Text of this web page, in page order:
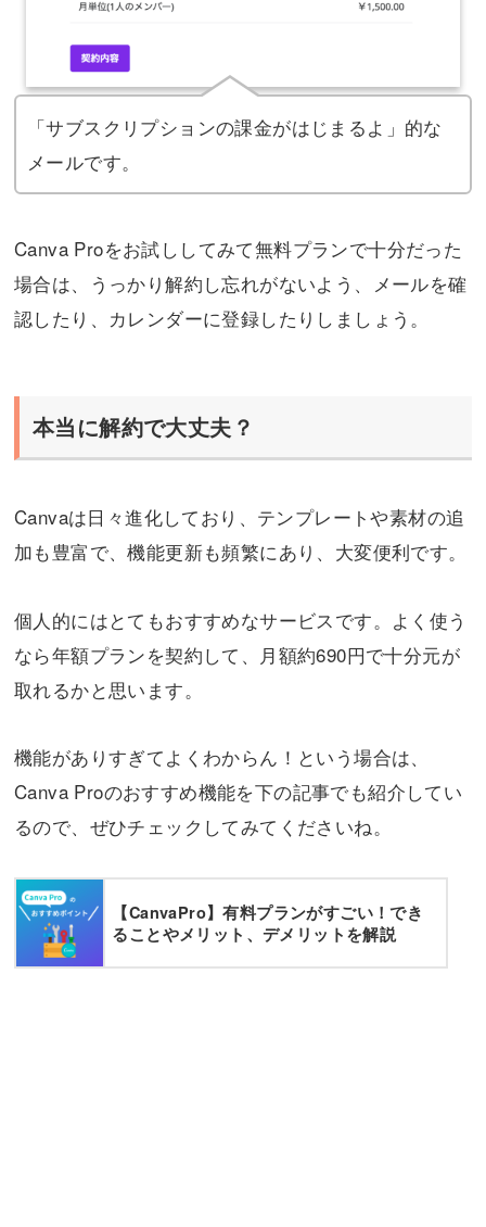
「サブスクリプションの課金がはじまるよ」的な
メールです。
Canva Proをお試ししてみて無料プランで十分だった
場合は、うっかり解約し忘れがないよう、メールを確
認したり、カレンダーに登録したりしましょう。
本当に解約で大丈夫？
Canvaは日々進化しており、テンプレートや素材の追
加も豊富で、機能更新も頻繁にあり、大変便利です。
個人的にはとてもおすすめなサービスです。よく使う
なら年額プランを契約して、月額約690円で十分元が
取れるかと思います。
機能がありすぎてよくわからん！という場合は、
Canva Proのおすすめ機能を下の記事でも紹介してい
るので、ぜひチェックしてみてくださいね。
【CanvaPro】有料プランがすごい！でき
ることやメリット、デメリットを解説